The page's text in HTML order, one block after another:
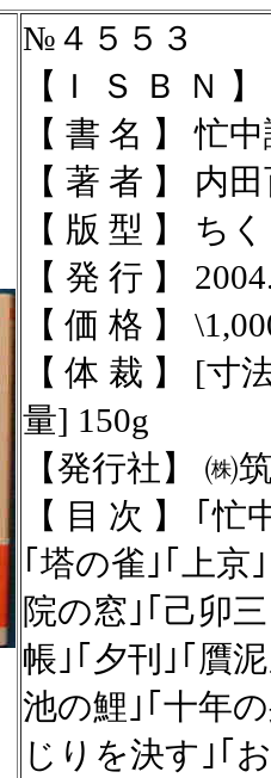
№４５５３
【Ｉ Ｓ Ｂ Ｎ 】
【 書 名 】 忙
【 著 者 】 内
【 版 型 】 ち
【 発 行 】
【 価 格 】
【 体 裁 】
[寸
量] 150g
【発行社】 ㈱
【 目 次 】 ｢
｢塔の雀｣｢上京
院の窓｣｢己卯
帳｣｢夕刊｣｢贋
池の鯉｣｢十年
じりを決す｣｢